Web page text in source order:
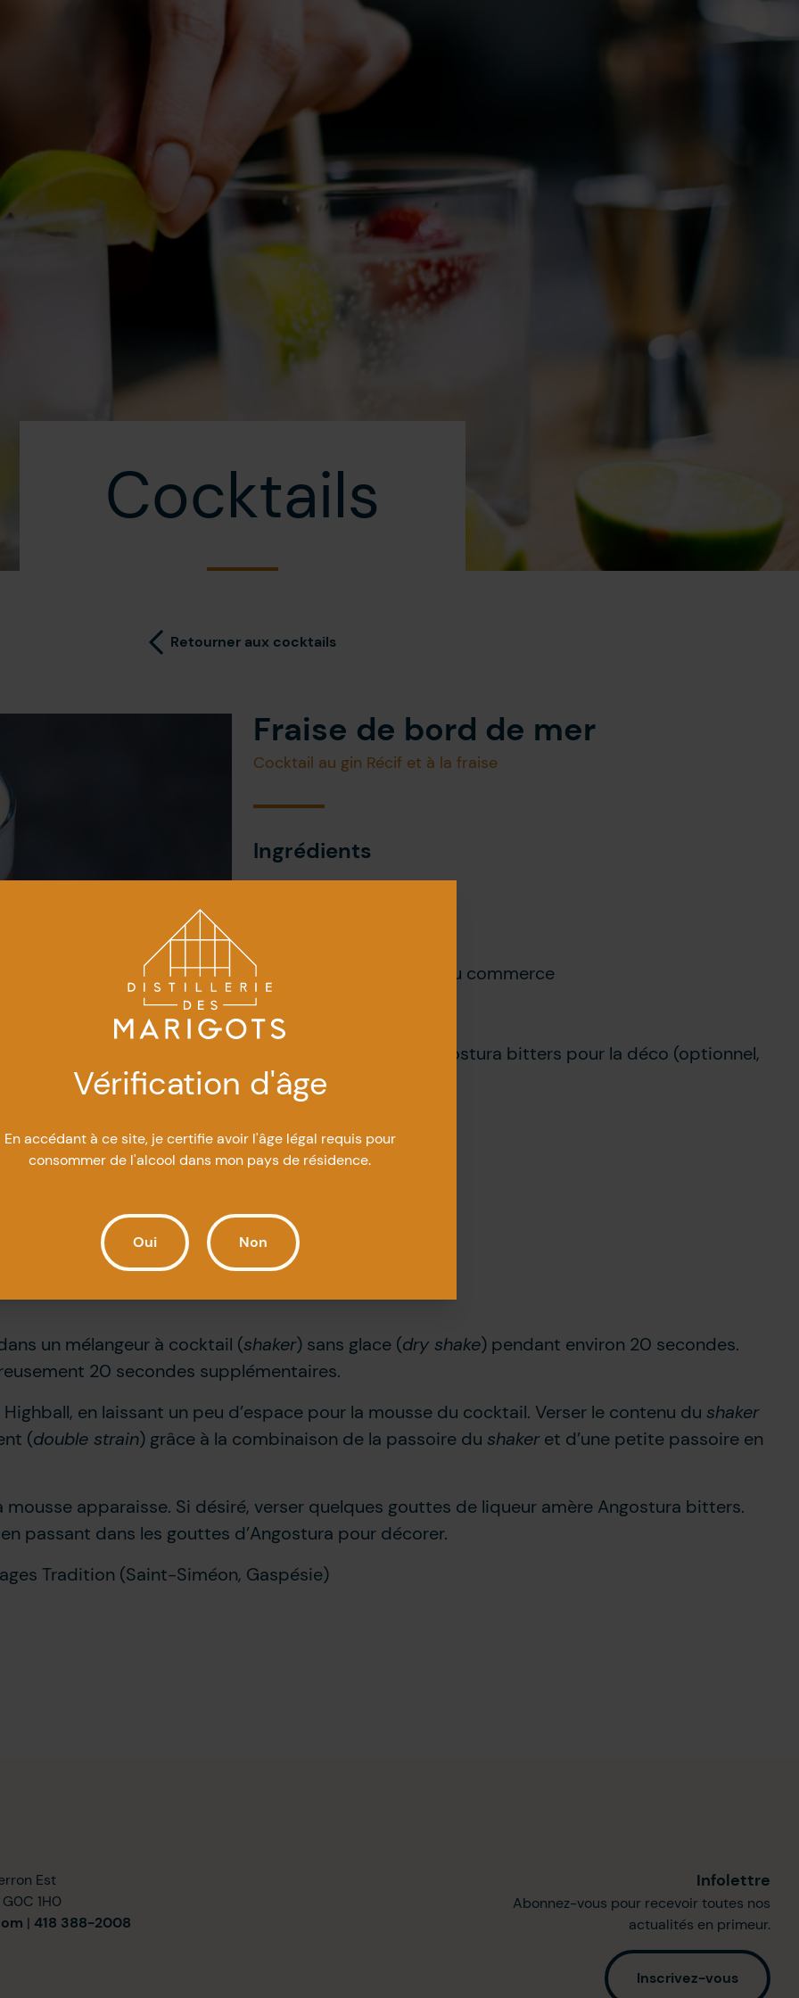
Cocktails
Retourner aux cocktails
Fraise de bord de mer
Cocktail au gin Récif et à la fraise
Ingrédients
½ oz de sirop de fraise du commerce
1 blanc d’œuf
Glaçons
Quelques gouttes d’Angostura bitters pour la déco (optionnel,
mais recommandé)
un mélangeur à cocktail (shaker) sans glace (dry shake) pendant environ 20 secondes.
20 secondes supplémentaires.
en laissant un peu d’espace pour la mousse du cocktail. Verser le contenu du shaker
(double strain) grâce à la combinaison de la passoire du shakeret d’une petite passoire en
apparaisse. Si désiré, verser quelques gouttes de liqueur amère Angostura bitters.
passant dans les gouttes d’Angostura pour décorer.
Tradition (Saint-Siméon, Gaspésie)
Est
1H0
| 418 388-2008
Infolettre
Abonnez-vous pour recevoir toutes nos
actualités en primeur.
Inscrivez-vous
Vérification d'âge
En accédant à ce site, je certifie avoir l'âge légal requis pour
consommer de l'alcool dans mon pays de résidence.
Oui Non